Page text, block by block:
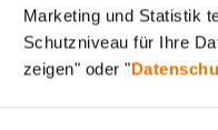
Marketing und Statistik
Schutzniveau für Ihre
zeigen" oder "
persönlich“ stellen
aktuellen Projekten
BUWOG arbeiten. In
+ Baustrategie bei